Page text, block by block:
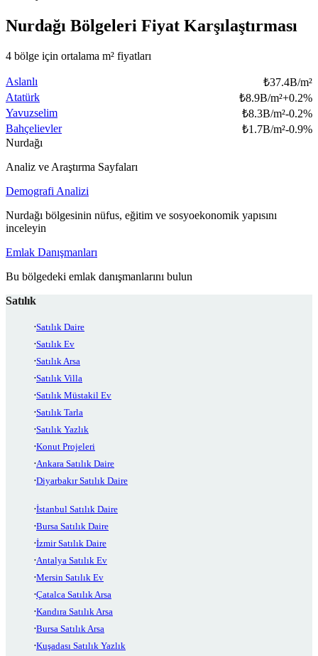
Nurdağı Bölgeleri Fiyat Karşılaştırması
4 bölge için ortalama m² fiyatları
Aslanlı ₺37.4B/m²
Atatürk
₺8.9B/m²+0.2%
Yavuzselim
₺8.3B/m²-0.2%
Bahçelievler
₺1.7B/m²-0.9%
Nurdağı
Analiz ve Araştırma Sayfaları
Demografi Analizi
Nurdağı bölgesinin nüfus, eğitim ve sosyoekonomik yapısını
inceleyin
Emlak Danışmanları
Bu bölgedeki emlak danışmanlarını bulun
Satılık
Satılık Daire
Satılık Ev
Satılık Arsa
Satılık Villa
Satılık Müstakil Ev
Satılık Tarla
Satılık Yazlık
Konut Projeleri
Ankara Satılık Daire
Diyarbakır Satılık Daire
İstanbul Satılık Daire
Bursa Satılık Daire
İzmir Satılık Daire
Antalya Satılık Ev
Mersin Satılık Ev
Çatalca Satılık Arsa
Kandıra Satılık Arsa
Bursa Satılık Arsa
Kuşadası Satılık Yazlık